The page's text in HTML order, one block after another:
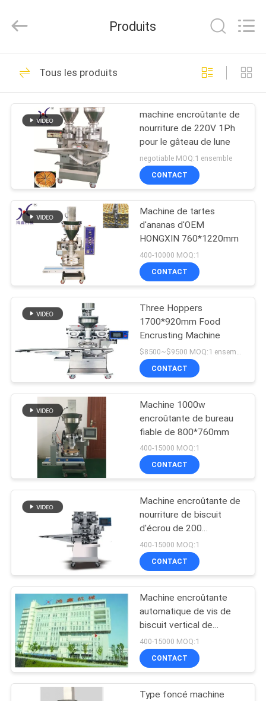
MAISON
PRODUITS
SPECTACLE
VR
PROPOS
DE
NOUS
VISITE
L'USINE
CONTRÔLE
LA
QUALITÉ
NOUS
CONTACTER
NOUVELLES
DEMANDEZ
UN DEVIS
PLAN
Food
Machinery
All
Reserved.
Chaîne de
production de pain
112
Pita Bread
Production Line
9
Chaîne de
production de
biscuit
chaîne de
production de
pâtisserie
Chaîne de
production de
gâteau de lune
11
Produits
Tous les produits
machine encroûtante de
nourriture de 220V 1Ph
pour le gâteau de lune
negotiable MOQ:1 ensemble
CONTACT
Machine de tartes
d'ananas d'OEM
HONGXIN 760*1220mm
400-10000 MOQ:1
CONTACT
Three Hoppers
1700*920mm Food
Encrusting Machine
CONTACT
Machine 1000w
encroûtante de bureau
fiable de 800*760mm
400-15000 MOQ:1
CONTACT
Machine encroûtante de
nourriture de biscuit
d'écrou de 200
kilogrammes/heure
400-15000 MOQ:1
CONTACT
Machine encroûtante
automatique de vis de
biscuit vertical de
chocolat
400-15000 MOQ:1
CONTACT
Type foncé machine